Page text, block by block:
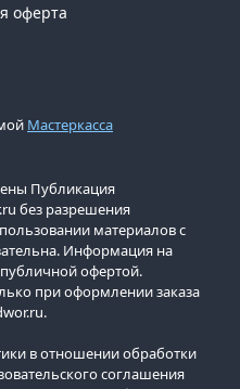
оферта
Мастеркасса
Публикация
без разрешения
материалов с
Информация на
публичной офертой.
при оформлении заказа
в отношении обработки
соглашения